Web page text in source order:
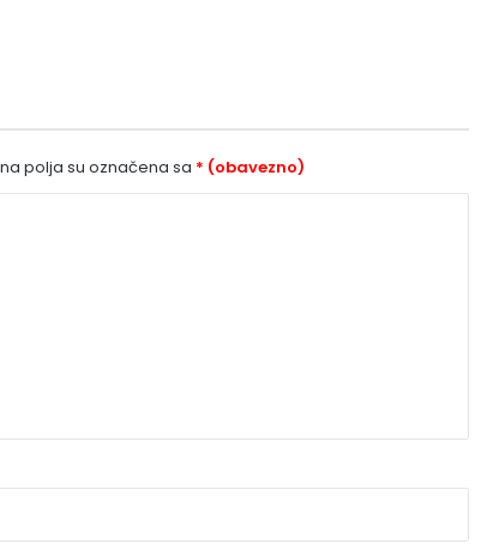
polja su označena sa * (obavezno)